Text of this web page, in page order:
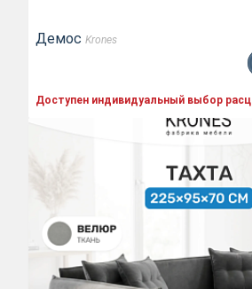
Демос Krones
Доступен индивидуальный выбор